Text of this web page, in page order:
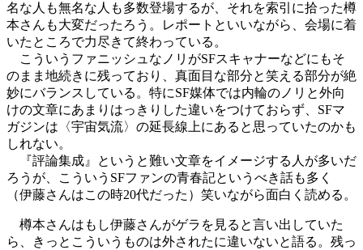
名な人も無名な人も多数登場するが、それを索引に拾った樽
本さんも大変だったろう。レポートといいながら、会場に着
いたところで力尽きて終わっている。
こういうファニッシュなノリがSFスキャナーなどにもそ
のまま地続きに残っており、真面目な部分と笑える部分が絶
妙にバランスしている。特にSF媒体では内輪のノリと外向
けの文章にあまりはっきりした違いをつけておらず、SFマ
ガジンは〈宇宙気流〉の延長線上にあると思っていたのかも
しれない。
『評論集成』というと難い文章をイメージする人が多いだ
ろうが、こういうSFファンの青春記というべき話も多く
（伊藤さんはこの時20代だった）笑いながら面白く読める。
樽本さんはもし伊藤さんがゲラを見ると言い出していた
ら、きっとこういうものは外されたに違いないと語る。残っ